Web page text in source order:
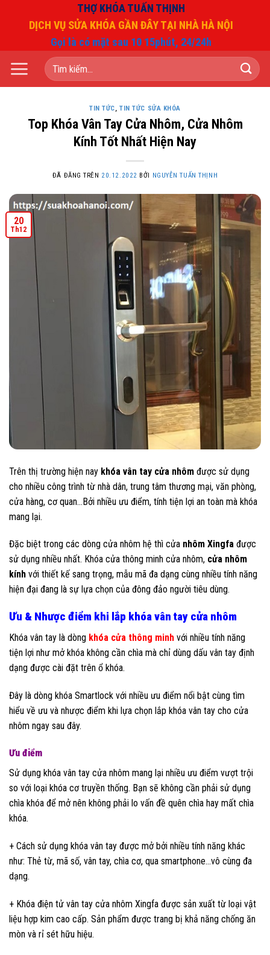
dung
THỢ KHÓA TUẤN THỊNH
DỊCH VỤ SỬA KHÓA GẦN ĐÂY TẠI NHÀ HÀ NỘI
Gọi là có mặt sau 10 15phút, 24/24h
Tìm
kiếm:
TIN TỨC,TIN TỨC SỬA KHÓA
Top Khóa Vân Tay Cửa Nhôm, Cửa Nhôm
Kính Tốt Nhất Hiện Nay
ĐÃ ĐĂNG TRÊN 20.12.2022 BỞI NGUYỄN TUẤN THỊNH
20
Th12
Trên thị trường hiện nay khóa vân tay cửa nhôm được sử dụng
cho nhiều công trình từ nhà dân, trung tâm thương mại, văn phòng,
cửa hàng, cơ quan…Bởi nhiều ưu điểm, tính tiện lợi an toàn mà khóa
mang lại.
Đặc biệt trong các dòng cửa nhôm hệ thì cửa nhôm Xingfa được
sử dụng nhiều nhất. Khóa cửa thông minh cửa nhôm, cửa nhôm
kính với thiết kế sang trọng, mẫu mã đa dạng cùng nhiều tính năng
hiện đại đang là sự lựa chọn của đông đảo người tiêu dùng.
Ưu & Nhược điểm khi lắp khóa vân tay cửa nhôm
Khóa vân tay là dòng khóa cửa thông minh với nhiều tính năng
tiện lợi như mở khóa không cần chìa mà chỉ dùng dấu vân tay định
dạng được cài đặt trên ổ khóa.
Đây là dòng khóa Smartlock với nhiều ưu điểm nổi bật cùng tìm
hiểu về ưu và nhược điểm khi lựa chọn lắp khóa vân tay cho cửa
nhôm ngay sau đây.
Ưu điểm
Sử dụng khóa vân tay cửa nhôm mang lại nhiều ưu điểm vượt trội
so với loại khóa cơ truyền thống. Bạn sẽ không cần phải sử dụng
chìa khóa để mở nên không phải lo vấn đề quên chìa hay mất chìa
khóa.
+ Cách sử dụng khóa vân tay được mở bởi nhiều tính năng khác
như: Thẻ từ, mã số, vân tay, chìa cơ, qua smartphone…vô cùng đa
dạng.
+ Khóa điện tử vân tay cửa nhôm Xingfa được sản xuất từ loại vật
liệu hợp kim cao cấp. Sản phẩm được trang bị khả năng chống ăn
mòn và rỉ sét hữu hiệu.